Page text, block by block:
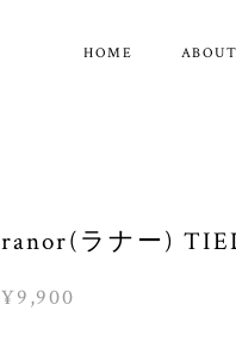
HOME ABOUT
ranor(ラナー)
¥9,900